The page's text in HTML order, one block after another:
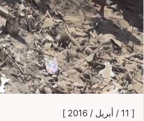
[ 11 / أبريل / 2016 ]